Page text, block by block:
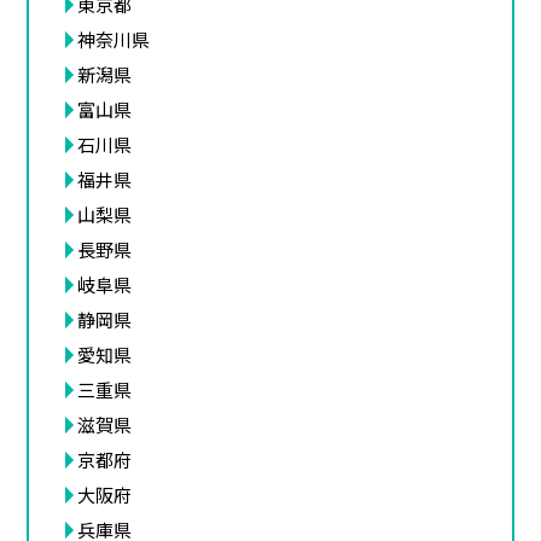
神奈川県
新潟県
富山県
石川県
福井県
山梨県
長野県
岐阜県
静岡県
愛知県
三重県
滋賀県
京都府
大阪府
兵庫県